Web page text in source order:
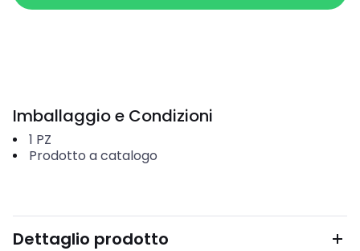
Imballaggio e Condizioni
1 PZ
Prodotto a catalogo
Dettaglio prodotto